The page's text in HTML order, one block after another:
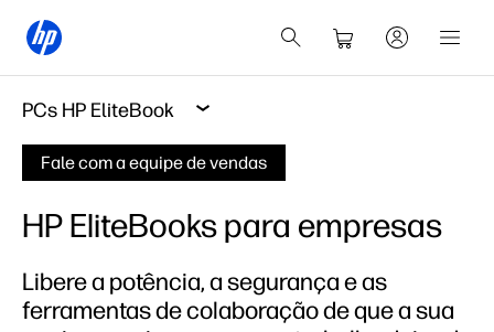
PCs HP EliteBook
Fale com a equipe de vendas
HP EliteBooks para empresas
Libere a potência, a segurança e as
ferramentas de colaboração de que a sua